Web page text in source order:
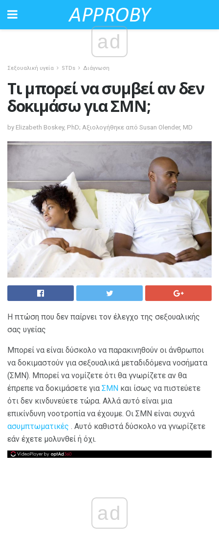
ad
Σεξουαλική υγεία STDs Διάγνωση
Τι μπορεί να συμβεί αν δεν
δοκιμάσω για ΣΜΝ;
by Elizabeth Boskey, PhD; Αξιολογήθηκε από Susan Olender, MD
Η πτώση που δεν παίρνει τον έλεγχο της σεξουαλικής
σας υγείας
Μπορεί να είναι δύσκολο να παρακινηθούν οι άνθρωποι
να δοκιμαστούν για σεξουαλικά μεταδιδόμενα νοσήματα
(ΣΜΝ). Μπορεί να νομίζετε ότι θα γνωρίζετε αν θα
έπρεπε να δοκιμάσετε για ΣΜΝ και ίσως να πιστεύετε
ότι δεν κινδυνεύετε τώρα. Αλλά αυτό είναι μια
επικίνδυνη νοοτροπία να έχουμε. Οι ΣΜΝ είναι συχνά
ασυμπτωματικές . Αυτό καθιστά δύσκολο να γνωρίζετε
εάν έχετε μολυνθεί ή όχι.
ad